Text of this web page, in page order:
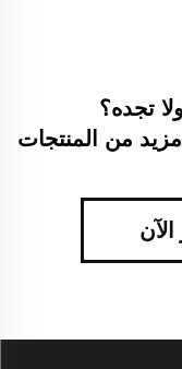
تجده؟
من المنتجات